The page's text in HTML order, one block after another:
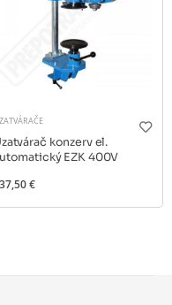
konzerv el.
EZK 400V
€